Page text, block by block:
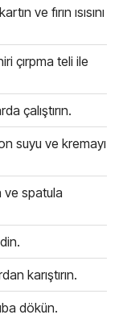
ve fırın ısısını
çırpma teli ile
çalıştırın.
suyu ve kremayı
ve spatula
karıştırın.
dökün.